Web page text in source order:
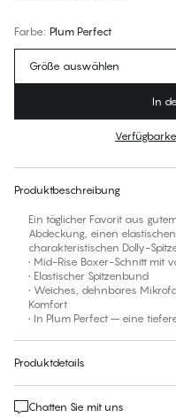
Farbe: Plum Perfect
Für diesen Artikel gibt es
Größe auswählen
In
Produktbeschreibung
Ein täglicher Favorit aus
Abdeckung, einen
charakteristischen Dolly-
• Mid-Rise Boxer-Schnitt mit
• Elastischer Spitzenbund
• Weiches, dehnbares
Komfort
• In Plum Perfect – eine
Produktdetails
Chatten Sie mit uns